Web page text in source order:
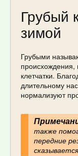
Грубый
зимой
Грубыми
происхождения,
клетчатки.
длительному
нормализуют
также
передние